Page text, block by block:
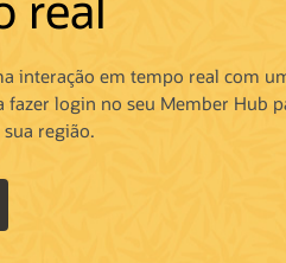
interação em tempo real com
fazer login no seu Member Hub
região.